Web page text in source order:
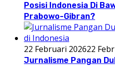
Posisi Indonesia Di
Prabowo-Gibran?
22 Februari 202622
Jurnalisme Pangan